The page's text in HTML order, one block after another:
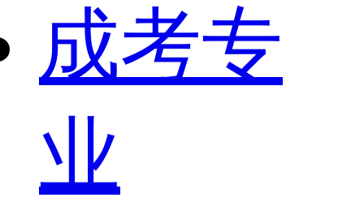
成考专
业